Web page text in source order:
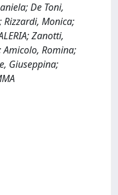
De Toni,
Monica;
Zanotti,
Amicolo, Romina;
Giuseppina;